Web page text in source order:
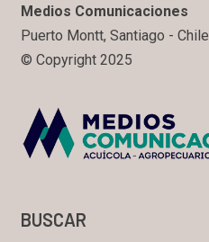
Medios Comunicaciones
Puerto Montt, Santiago - Chile
© Copyright 2025
BUSCAR